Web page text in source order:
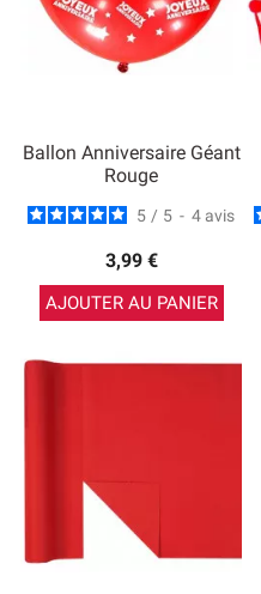
Ballon Anniversaire Géant
Rouge
5 / 5 - 4 avis
3,99 €
AJOUTER AU PANIER